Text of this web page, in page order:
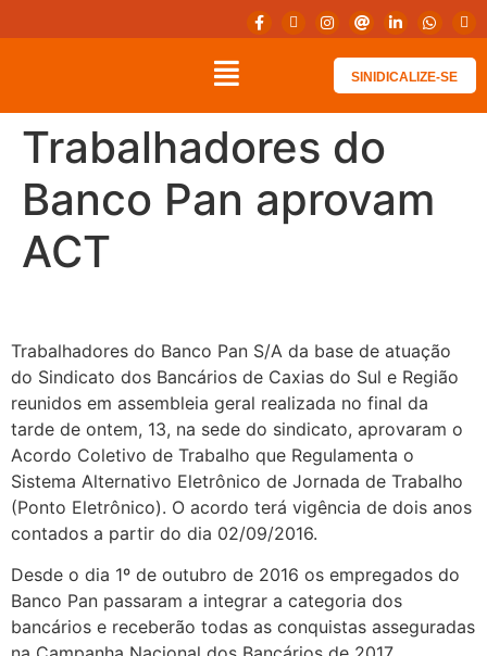
SINIDICALIZE-SE
Trabalhadores do
Banco Pan aprovam
ACT
Trabalhadores do Banco Pan S/A da base de atuação
do Sindicato dos Bancários de Caxias do Sul e Região
reunidos em assembleia geral realizada no final da
tarde de ontem, 13, na sede do sindicato, aprovaram o
Acordo Coletivo de Trabalho que Regulamenta o
Sistema Alternativo Eletrônico de Jornada de Trabalho
(Ponto Eletrônico). O acordo terá vigência de dois anos
contados a partir do dia 02/09/2016.
Desde o dia 1º de outubro de 2016 os empregados do
Banco Pan passaram a integrar a categoria dos
bancários e receberão todas as conquistas asseguradas